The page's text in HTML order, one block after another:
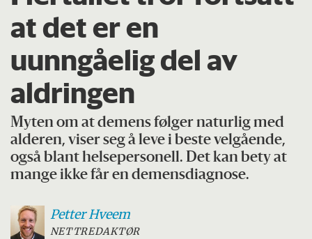
at det er en
uunngåelig del av
aldringen
Myten om at demens følger naturlig med
alderen, viser seg å leve i beste velgående,
også blant helsepersonell. Det kan bety at
mange ikke får en demensdiagnose.
PetterHveem
NETTREDAKTØR